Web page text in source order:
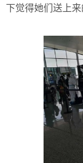
下觉得她们送上来